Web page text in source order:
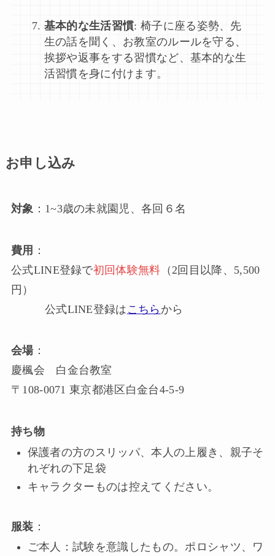
基本的な生活習慣: 椅子に座る姿勢、先
生の話を聞く、お教室のルールを守る、
挨拶や返事をする習慣など、基本的な生
活習慣を身に付けます。
お申し込み
対象 ：1~3歳の未就園児、各回６名
費用 ：
公式LINE登録で初回体験無料 （2回目以降、5,500
円）
公式LINE登録は こちら から
会場：
慶楓会 白金台教室
〒108-0071 東京都港区白金台4-5-9
持ち物
保護者の方のスリッパ、本人の上履き、親子そ
れぞれの下足袋
キャラクターものは控えてください。
服装 ：
ご本人：試験を意識したもの。ポロシャツ、ワ